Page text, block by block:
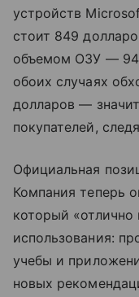
устройств
стоит 849
объемом ОЗУ —
обоих случаях
долларов —
покупателей,
Официальная
Компания теперь
который «отлично
использования:
учебы и
новых